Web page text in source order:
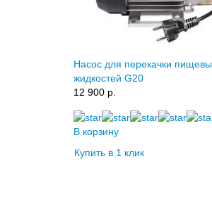
Насос для перекачки
жидкостей G20
12 900 p.
В корзину
Купить в 1 клик